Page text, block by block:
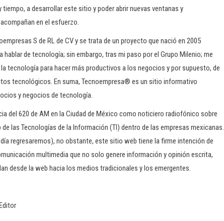
a desarrollar este sitio y poder abrir nuevas ventanas y
en el esfuerzo.
S de RL de CV y se trata de un proyecto que nació en 2005
de tecnología; sin embargo, tras mi paso por el Grupo Milenio; me
tecnología para hacer más productivos a los negocios y por supuesto, de
tecnológicos. En suma, Tecnoempresa® es un sitio informativo
y negocios de tecnología.
del 620 de AM en la Ciudad de México como noticiero radiofónico sobre
las Tecnologías de la Información (TI) dentro de las empresas mexicanas.
regresaremos), no obstante, este sitio web tiene la firme intención de
multimedia que no solo genere información y opinión escrita,
desde la web hacia los medios tradicionales y los emergentes.